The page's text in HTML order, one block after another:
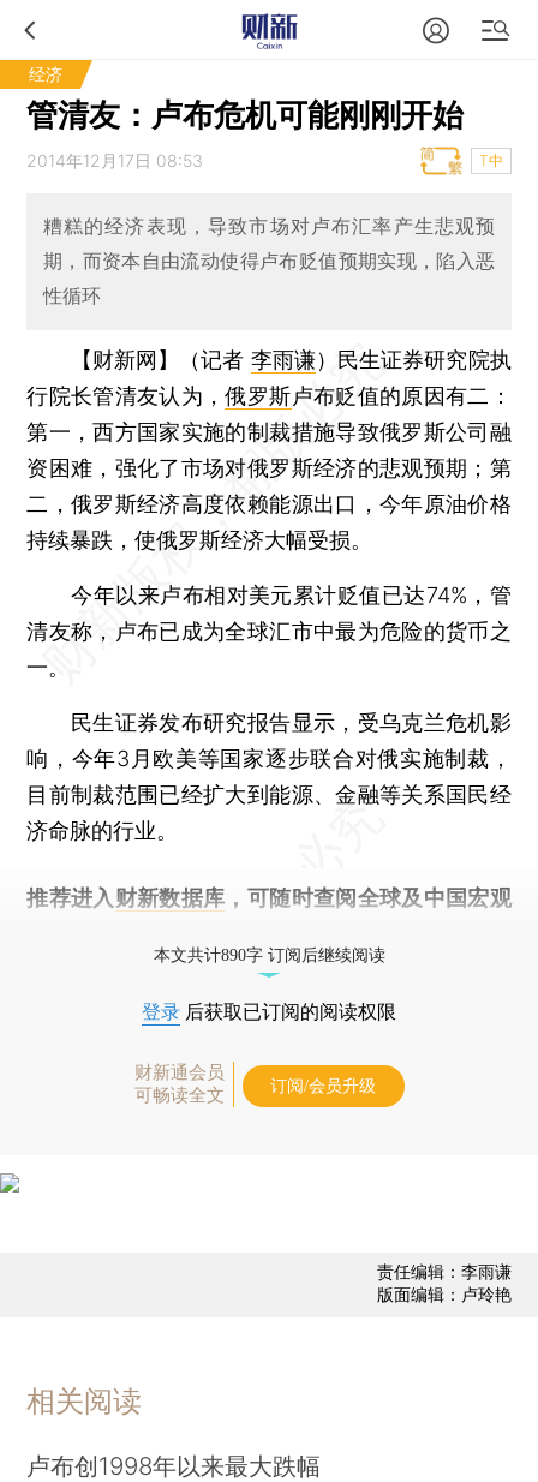
经济
管清友：卢布危机可能刚刚开始
2014年12月17日 08:53 T中
糟糕的经济表现，导致市场对卢布汇率产生悲观预
期，而资本自由流动使得卢布贬值预期实现，陷入恶
性循环
【财新网】（记者 李雨谦） 民生证券研究院执
行院长管清友认为，俄罗斯卢布贬值的原因有二：
第一，西方国家实施的制裁措施导致俄罗斯公司融
资困难，强化了市场对俄罗斯经济的悲观预期；第
二，俄罗斯经济高度依赖能源出口，今年原油价格
持续暴跌，使俄罗斯经济大幅受损。
今年以来卢布相对美元累计贬值已达74%，管
清友称，卢布已成为全球汇市中最为危险的货币之
一。
民生证券发布研究报告显示，受乌克兰危机影
响，今年3月欧美等国家逐步联合对俄实施制裁，
目前制裁范围已经扩大到能源、金融等关系国民经
济命脉的行业。
推荐进入 财新数据库 ，可随时查阅全球及中国宏观
本文共计890字 订阅后继续阅读
登录 后获取已订阅的阅读权限
财新通会员
可畅读全文
订阅/会员升级
责任编辑：李雨谦
版面编辑：卢玲艳
相关阅读
卢布创1998年以来最大跌幅